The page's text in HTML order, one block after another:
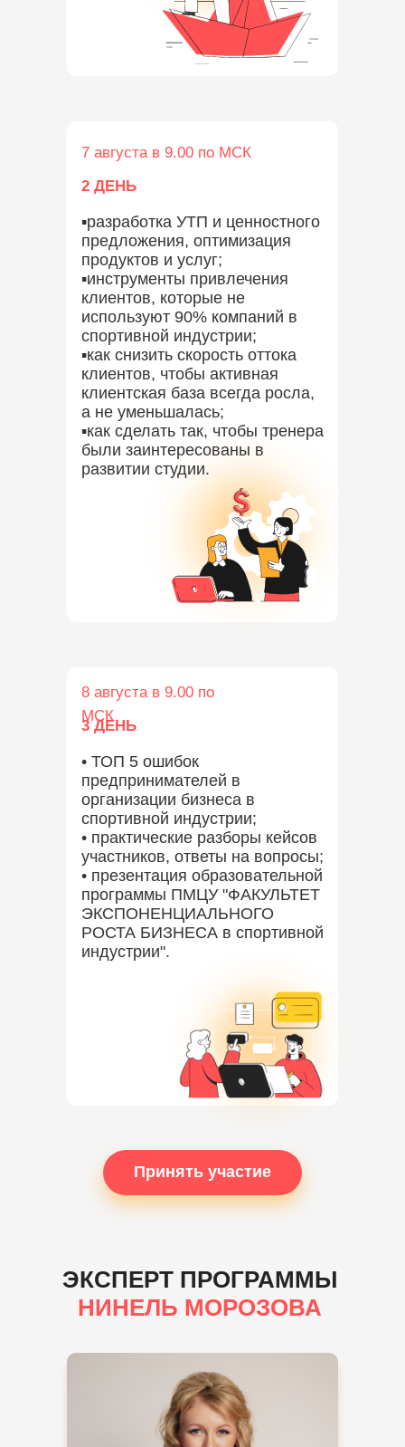
Принять участие
2 ДЕНЬ
▪️разработка УТП и ценностного
предложения, оптимизация
продуктов и услуг;
▪️инструменты привлечения
клиентов, которые не
используют 90% компаний в
спортивной индустрии;
▪️как снизить скорость оттока
клиентов, чтобы активная
клиентская база всегда росла,
а не уменьшалась;
▪️как сделать так, чтобы тренера
были заинтересованы в
развитии студии.
3 ДЕНЬ
• ТОП 5 ошибок
предпринимателей в
организации бизнеса в
спортивной индустрии;
• практические разборы кейсов
участников, ответы на вопросы;
• презентация образовательной
программы ПМЦУ "ФАКУЛЬТЕТ
ЭКСПОНЕНЦИАЛЬНОГО
РОСТА БИЗНЕСА в спортивной
индустрии".
7 августа в 9.00 по МСК
8 августа в 9.00 по
МСК
ЭКСПЕРТ ПРОГРАММЫ
НИНЕЛЬ МОРОЗОВА